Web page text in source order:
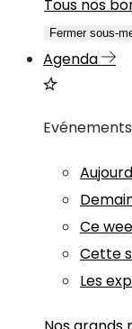
Tous nos
Fermer sous-
Agenda
Evénements
Ce
Cette
Les